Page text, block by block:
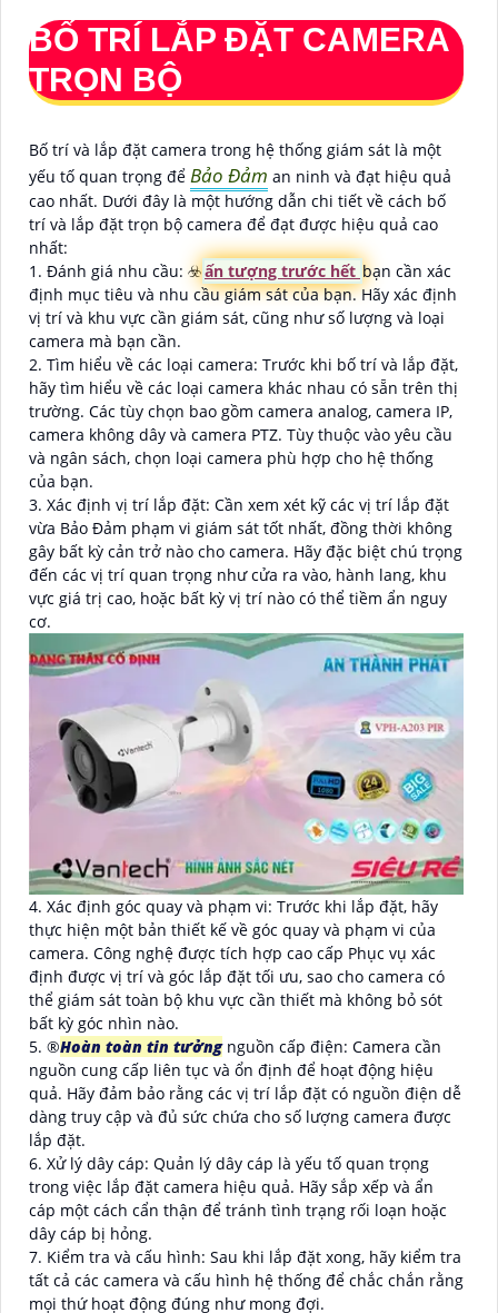
BỐ TRÍ LẮP ĐẶT CAMERA
TRỌN BỘ
Bố trí và lắp đặt camera trong hệ thống giám sát là một
yếu tố quan trọng để Bảo Đảm an ninh và đạt hiệu quả
cao nhất. Dưới đây là một hướng dẫn chi tiết về cách bố
trí và lắp đặt trọn bộ camera để đạt được hiệu quả cao
nhất:
1. Đánh giá nhu cầu: ☣️ấn tượng trước hết bạn cần xác
định mục tiêu và nhu cầu giám sát của bạn. Hãy xác định
vị trí và khu vực cần giám sát, cũng như số lượng và loại
camera mà bạn cần.
2. Tìm hiểu về các loại camera: Trước khi bố trí và lắp đặt,
hãy tìm hiểu về các loại camera khác nhau có sẵn trên thị
trường. Các tùy chọn bao gồm camera analog, camera IP,
camera không dây và camera PTZ. Tùy thuộc vào yêu cầu
và ngân sách, chọn loại camera phù hợp cho hệ thống
của bạn.
3. Xác định vị trí lắp đặt: Cần xem xét kỹ các vị trí lắp đặt
vừa Bảo Đảm phạm vi giám sát tốt nhất, đồng thời không
gây bất kỳ cản trở nào cho camera. Hãy đặc biệt chú trọng
đến các vị trí quan trọng như cửa ra vào, hành lang, khu
vực giá trị cao, hoặc bất kỳ vị trí nào có thể tiềm ẩn nguy
cơ.
4. Xác định góc quay và phạm vi: Trước khi lắp đặt, hãy
thực hiện một bản thiết kế về góc quay và phạm vi của
camera. Công nghệ được tích hợp cao cấp Phục vụ xác
định được vị trí và góc lắp đặt tối ưu, sao cho camera có
thể giám sát toàn bộ khu vực cần thiết mà không bỏ sót
bất kỳ góc nhìn nào.
5. ®️Hoàn toàn tin tưởngnguồn cấp điện: Camera cần
nguồn cung cấp liên tục và ổn định để hoạt động hiệu
quả. Hãy đảm bảo rằng các vị trí lắp đặt có nguồn điện dễ
dàng truy cập và đủ sức chứa cho số lượng camera được
lắp đặt.
6. Xử lý dây cáp: Quản lý dây cáp là yếu tố quan trọng
trong việc lắp đặt camera hiệu quả. Hãy sắp xếp và ẩn
cáp một cách cẩn thận để tránh tình trạng rối loạn hoặc
dây cáp bị hỏng.
7. Kiểm tra và cấu hình: Sau khi lắp đặt xong, hãy kiểm tra
tất cả các camera và cấu hình hệ thống để chắc chắn rằng
mọi thứ hoạt động đúng như mong đợi.